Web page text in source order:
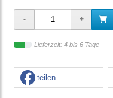
Lieferzeit: 4 bis 6 Tage
teilen